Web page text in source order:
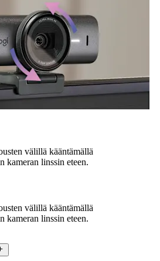
välillä kääntämällä
kameran linssin eteen.
välillä kääntämällä
kameran linssin eteen.